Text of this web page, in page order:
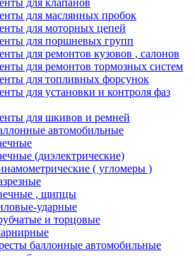
для маслянных пробок
для моторных цепей
для поршневых групп
для ремонтов кузовов , салонов
для ремонтов тормозных систем
для топливных форсунок
для установки и контроля фаз
для шкивов и ремней
автомобильные
(диэлектрические)
( угломеры )
, щипцы
ударные
и торцовые
баллонные автомобильные